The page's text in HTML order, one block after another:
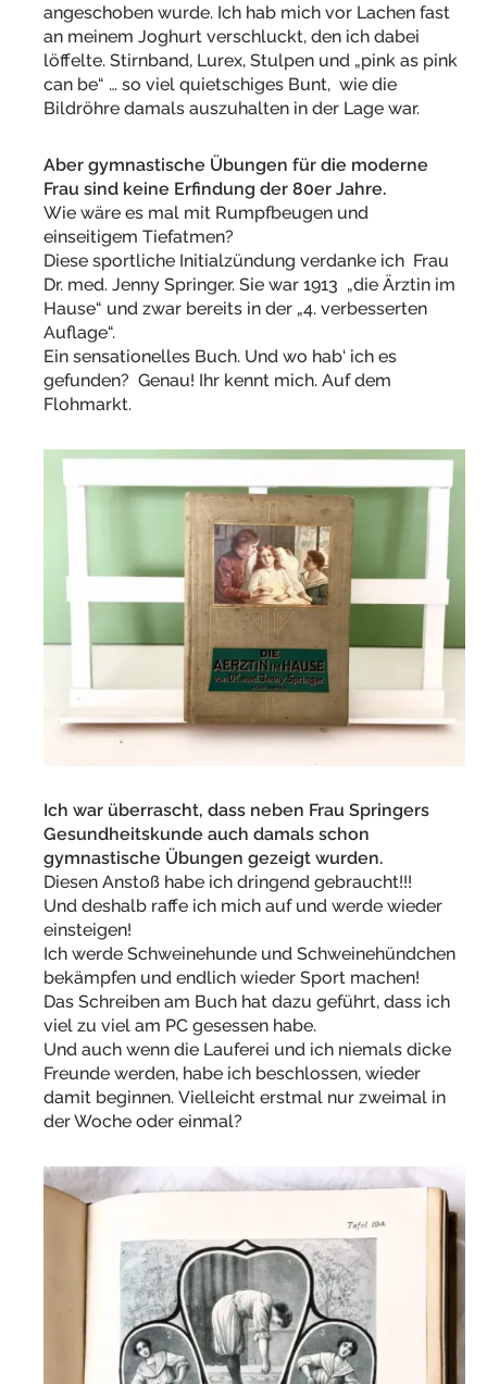
angeschoben wurde. Ich hab mich vor Lachen fast
an meinem Joghurt verschluckt, den ich dabei
löffelte. Stirnband, Lurex, Stulpen und „pink as pink
can be“ … so viel quietschiges Bunt, wie die
Bildröhre damals auszuhalten in der Lage war.
Aber gymnastische Übungen für die moderne
Frau sind keine Erfindung der 80er Jahre.
Wie wäre es mal mit Rumpfbeugen und
einseitigem Tiefatmen?
Diese sportliche Initialzündung verdanke ich Frau
Dr. med. Jenny Springer. Sie war 1913 „die Ärztin im
Hause“ und zwar bereits in der „4. verbesserten
Auflage“.
Ein sensationelles Buch. Und wo hab‘ ich es
gefunden? Genau! Ihr kennt mich. Auf dem
Flohmarkt.
Ich war überrascht, dass neben Frau Springers
Gesundheitskunde auch damals schon
gymnastische Übungen gezeigt wurden.
Diesen Anstoß habe ich dringend gebraucht!!!
Und deshalb raffe ich mich auf und werde wieder
einsteigen!
Ich werde Schweinehunde und Schweinehündchen
bekämpfen und endlich wieder Sport machen!
Das Schreiben am Buch hat dazu geführt, dass ich
viel zu viel am PC gesessen habe.
Und auch wenn die Lauferei und ich niemals dicke
Freunde werden, habe ich beschlossen, wieder
damit beginnen. Vielleicht erstmal nur zweimal in
der Woche oder einmal?